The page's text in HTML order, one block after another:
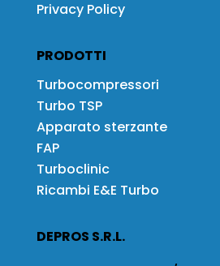
Privacy Policy
PRODOTTI
Turbocompressori
Turbo TSP
Apparato sterzante
FAP
Turboclinic
Ricambi E&E Turbo
DEPROS S.R.L.